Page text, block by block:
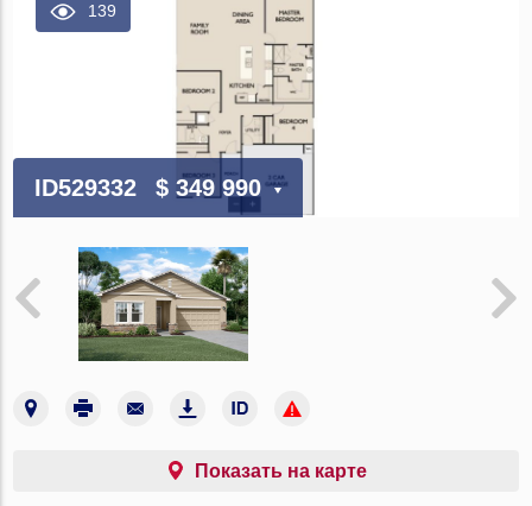
139
ID529332 $ 349 990
Показать на карте